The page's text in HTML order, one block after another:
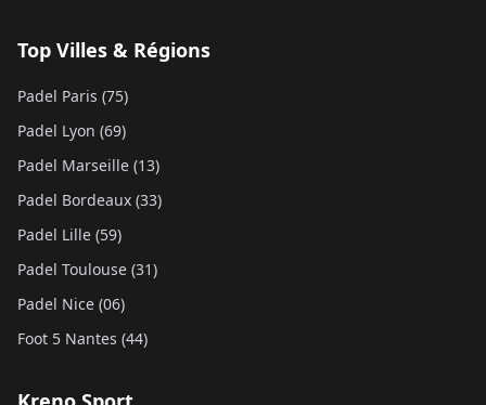
Top Villes & Régions
Padel Paris (75)
Padel Lyon (69)
Padel Marseille (13)
Padel Bordeaux (33)
Padel Lille (59)
Padel Toulouse (31)
Padel Nice (06)
Foot 5 Nantes (44)